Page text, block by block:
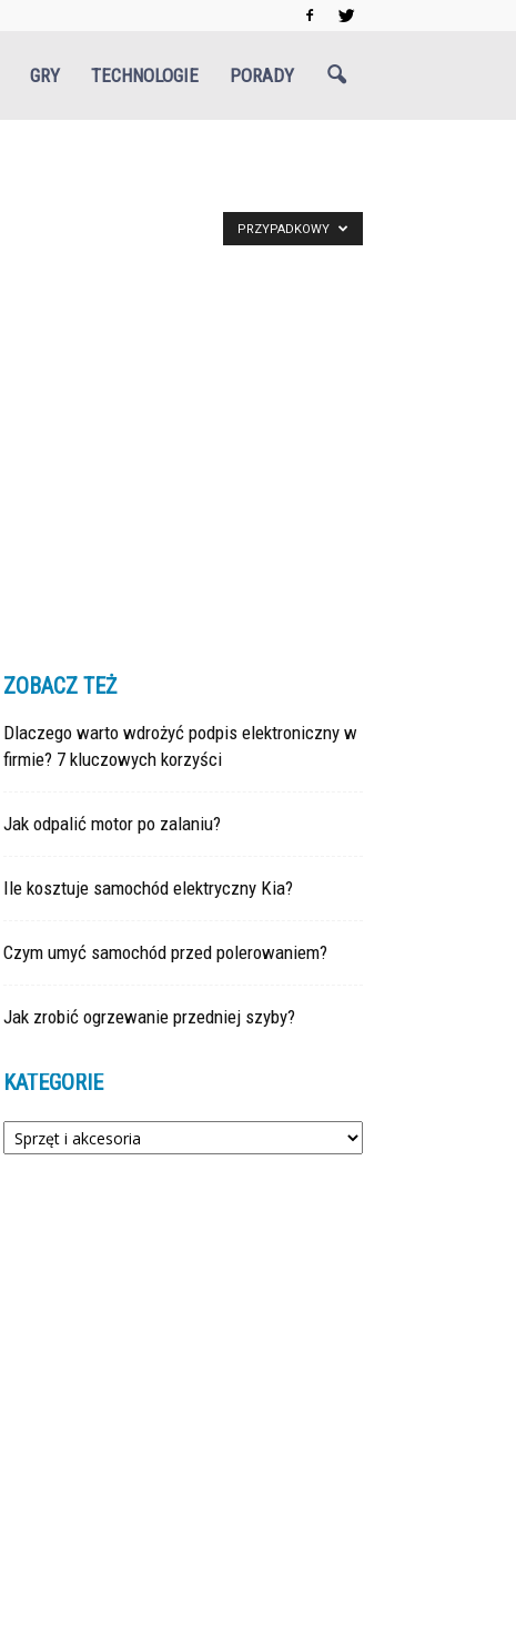
GRY TECHNOLOGIE PORADY
PRZYPADKOWY
ZOBACZ TEŻ
Dlaczego warto wdrożyć podpis elektroniczny w
firmie? 7 kluczowych korzyści
Jak odpalić motor po zalaniu?
Ile kosztuje samochód elektryczny Kia?
Czym umyć samochód przed polerowaniem?
Jak zrobić ogrzewanie przedniej szyby?
KATEGORIE
Kategorie